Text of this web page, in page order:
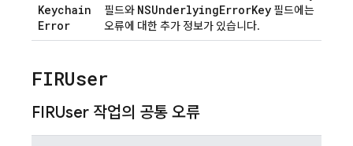
Keychain
Error
필드와 NSUnderlyingErrorKey 필드에는
오류에 대한 추가 정보가 있습니다.
FIRUser
FIRUser 작업의 공통 오류